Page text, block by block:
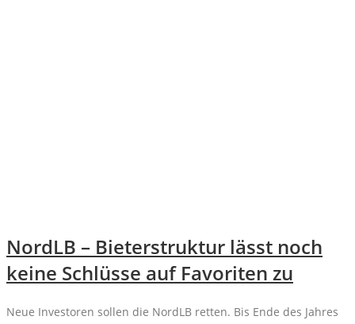
NordLB – Bieterstruktur lässt noch
keine Schlüsse auf Favoriten zu
Neue Investoren sollen die NordLB retten. Bis Ende des Jahres